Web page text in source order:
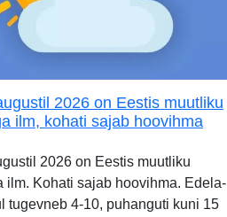
2026 on Eestis muutliku
ilm, kohati sajab hoovihma
2026 on Eestis muutliku
ilm. Kohati sajab hoovihma. Edela-
tugevneb 4-10, puhanguti kuni 15